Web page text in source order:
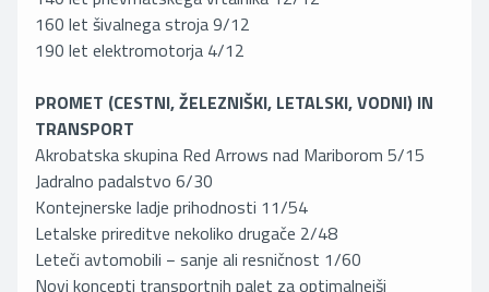
160 let šivalnega stroja 9/12
190 let elektromotorja 4/12
PROMET (CESTNI, ŽELEZNIŠKI, LETALSKI, VODNI) IN
TRANSPORT
Akrobatska skupina Red Arrows nad Mariborom 5/15
Jadralno padalstvo 6/30
Kontejnerske ladje prihodnosti 11/54
Letalske prireditve nekoliko drugače 2/48
Leteči avtomobili − sanje ali resničnost 1/60
Novi koncepti transportnih palet za optimalnejši